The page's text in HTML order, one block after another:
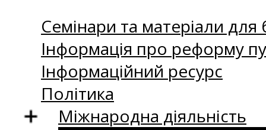
Семінари та матеріали для
Інформація про реформу
Інформаційний ресурс
Політика
Міжнародна діяльність